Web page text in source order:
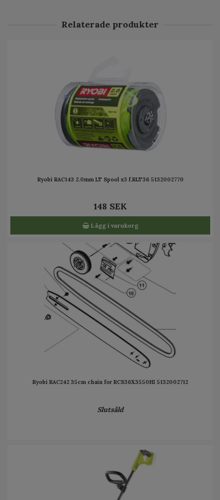
Relaterade produkter
Ryobi RAC143 2.0mm LT Spool x3 f.RLT36 5132002770
148 SEK
Lägg i varukorg
Ryobi RAC242 35cm chain for RCS36X3550HI 5132002712
Slutsåld